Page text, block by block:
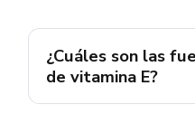
¿Cuáles son las
de vitamina E?